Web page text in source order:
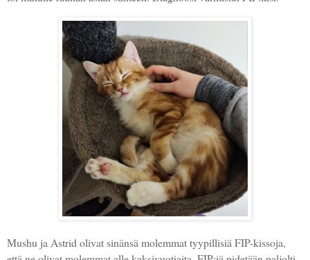
Mushu ja Astrid olivat sinänsä molemmat tyypillisiä FIP-kissoja,